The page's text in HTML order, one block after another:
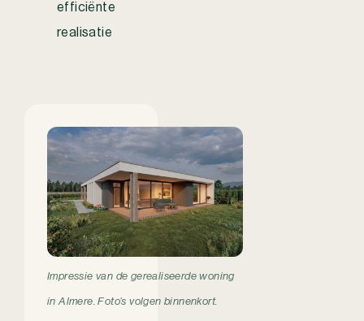
efficiënte
realisatie
Impressie van de gerealiseerde woning
in Almere. Foto’s volgen binnenkort.